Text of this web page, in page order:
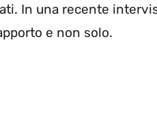
In una recente
e non solo.